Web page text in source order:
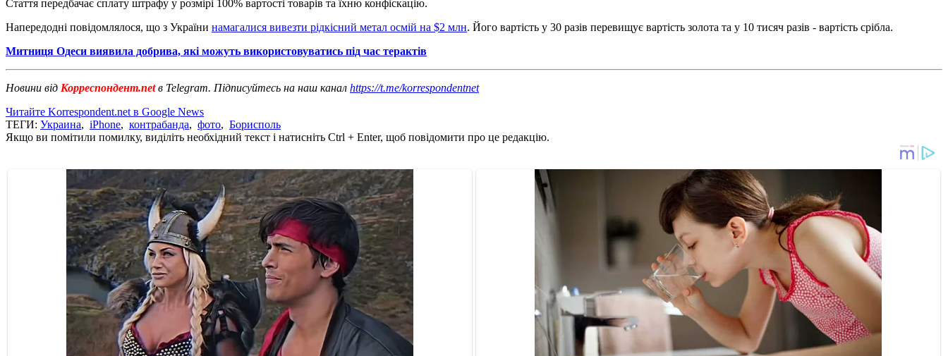
Стаття передбачає сплату штрафу у розмірі 100% вартості товарів та їхню конфіскацію.
Напередодні повідомлялося, що з України намагалися вивезти рідкісний метал осмій на $2 млн. Його вартість у 30 разів перевищує вартість золота та у 10 тисяч разів - вартість срібла.
Митниця Одеси виявила добрива, які можуть використовуватись під час терактів
Новини від Корреспондент.netв Telegram. Підписуйтесь на наш канал https://t.me/korrespondentnet
Читайте Korrespondent.net в Google News
ТЕГИ: Украина, iPhone, контрабанда, фото, Борисполь
Якщо ви помітили помилку, виділіть необхідний текст і натисніть Ctrl + Enter, щоб повідомити про це редакцію.